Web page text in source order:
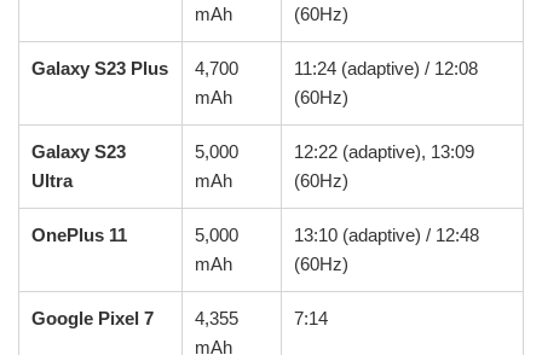
mAh
(60Hz)
Galaxy S23 Plus
4,700
mAh
11:24 (adaptive) / 12:08
(60Hz)
Galaxy S23
Ultra
5,000
mAh
12:22 (adaptive), 13:09
(60Hz)
OnePlus 11
5,000
mAh
13:10 (adaptive) / 12:48
(60Hz)
Google Pixel 7
4,355
mAh
7:14